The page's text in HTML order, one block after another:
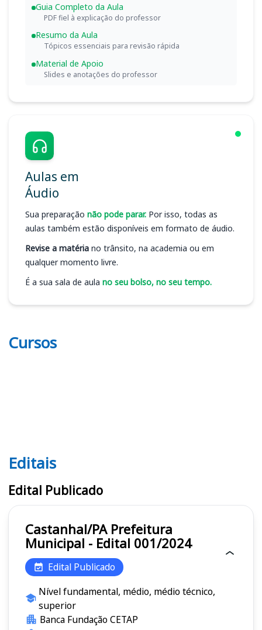
Guia Completo da Aula
PDF fiel à explicação do professor
Resumo da Aula
Tópicos essenciais para revisão rápida
Material de Apoio
Slides e anotações do professor
Aulas em
Áudio
Sua preparação não pode parar. Por isso, todas as
aulas também estão disponíveis em formato de áudio.
Revise a matéria no trânsito, na academia ou em
qualquer momento livre.
É a sua sala de aula no seu bolso, no seu tempo.
Cursos
Editais PA
Editais
Edital Publicado
Castanhal/PA Prefeitura
Municipal - Edital 001/2024
Edital Publicado
Nível fundamental, médio, médio técnico,
superior
Banca Fundação CETAP